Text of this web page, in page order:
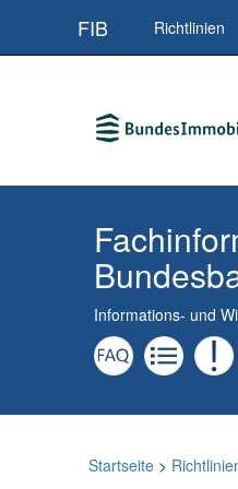
FIB Richtlinien
Informations- und
Startseite >